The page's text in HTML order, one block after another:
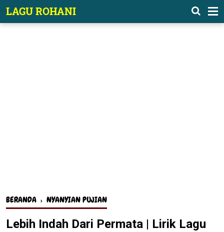
LAGU ROHANI
BERANDA › NYANYIAN PUJIAN
Lebih Indah Dari Permata | Lirik Lagu